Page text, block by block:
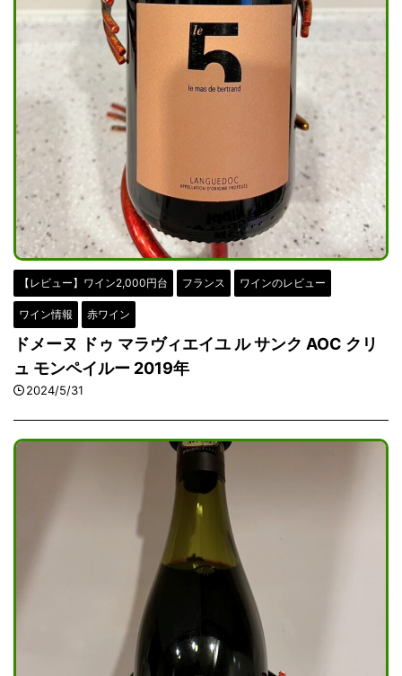
【レビュー】ワイン2,000円台 フランス ワインのレビュー
ワイン情報 赤ワイン
ドメーヌ ドゥ マラヴィエイユ ル サンク AOC クリ
ュ モンペイルー 2019年
2024/5/31